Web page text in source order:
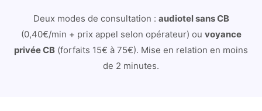
Deux modes de consultation : audiotel sans CB
(0,40€/min + prix appel selon opérateur) ou voyance
privée CB (forfaits 15€ à 75€). Mise en relation en moins
de 2 minutes.